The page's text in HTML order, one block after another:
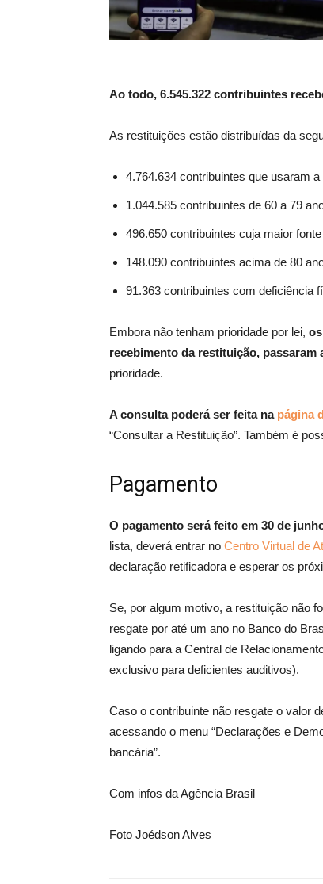
Ao todo, 6.545.322 contribuintes
As restituições estão distribuídas da
4.764.634 contribuintes que usaram
1.044.585 contribuintes de 60 a 79
496.650 contribuintes cuja maior
148.090 contribuintes acima de 80
91.363 contribuintes com deficiência
Embora não tenham prioridade por lei,
recebimento da restituição,
prioridade.
A consulta poderá ser feita na página
“Consultar a Restituição”. Também é
Pagamento
O pagamento será feito em 30 de
lista, deverá entrar no Centro Virtual de
declaração retificadora e esperar os
Se, por algum motivo, a restituição não
resgate por até um ano no Banco do
ligando para a Central de
exclusivo para deficientes auditivos).
Caso o contribuinte não resgate o valor
acessando o menu “Declarações e
bancária”.
Com infos da Agência Brasil
Foto Joédson Alves